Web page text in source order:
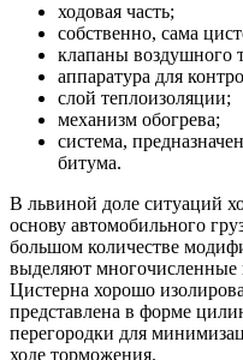
ходовая часть;
собственно, сама
клапаны воздушного
аппаратура для
слой теплоизоляции;
механизм обогрева;
система,
битума.
В львиной доле ситуаций
основу автомобильного
большом количестве
выделяют многочисленные
Цистерна хорошо
представлена в форме
перегородки для
ходе торможения.